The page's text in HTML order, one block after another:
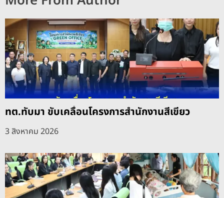
ทต.ทับมา ขับเคลื่อนโครงการสำนักงานสีเขียว
3 สิงหาคม 2026